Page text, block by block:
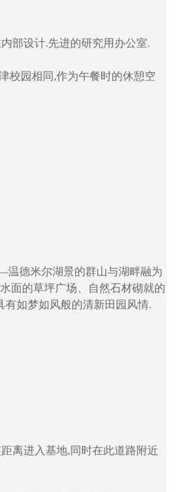
部设计.先进的研究用办公室.
校园相同,作为午餐时的休憩空
德米尔湖景的群山与湖畔融为
的草坪广场、自然石材砌就的
有如梦如风般的清新田园风情.
离进入基地,同时在此道路附近